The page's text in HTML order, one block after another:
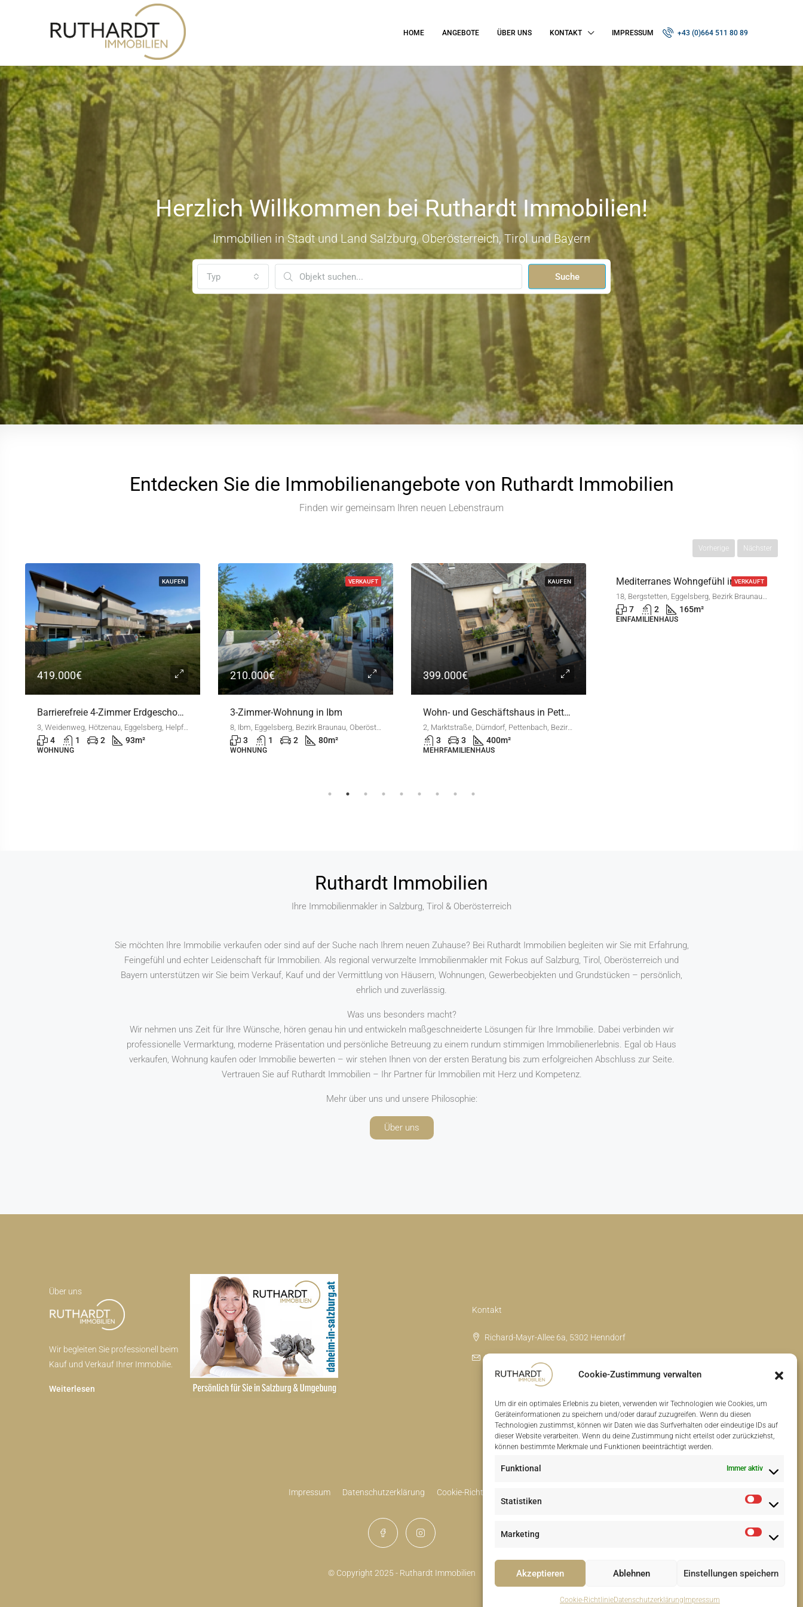
Cookie-Zustimmung verwalten
Um dir ein optimales Erlebnis zu bieten, verwenden wir Technologien wie Cookies, um
Geräteinformationen zu speichern und/oder darauf zuzugreifen. Wenn du diesen
Technologien zustimmst, können wir Daten wie das Surfverhalten oder eindeutige IDs auf
dieser Website verarbeiten. Wenn du deine Zustimmung nicht erteilst oder zurückziehst,
können bestimmte Merkmale und Funktionen beeinträchtigt werden.
Funktional Immer aktiv
Statistiken
Marketing
Akzeptieren Ablehnen Einstellungen speichern
Cookie-RichtlinieDatenschutzerklärung Impressum
HOME ANGEBOTE ÜBER UNS KONTAKT IMPRESSUM +43 (0)664 511 80 89
Herzlich Willkommen bei Ruthardt Immobilien!
Immobilien in Stadt und Land Salzburg, Oberösterreich, Tirol und Bayern
Typ Suche
Entdecken Sie die Immobilienangebote von Ruthardt Immobilien
Finden wir gemeinsam Ihren neuen Lebenstraum
Vorherige Nächster
VERKAUFT
210.000€
3-Zimmer-Wohnung in Ibm
8, Ibm, Eggelsberg, Bezirk Braunau, Oberösterreich, 5142, Österreich
3 1 2 80m²
WOHNUNG
KAUFEN
399.000€
2, Marktstraße, Dürndorf, Pettenbach, Bezirk Kirchdorf, Oberösterreich, 4643, Österreich
3 3 400m²
MEHRFAMILIENHAUS
VERKAUFT
Mediterranes Wohngefühl in Bergstetten
18, Bergstetten, Eggelsberg, Bezirk Braunau, Oberösterreich, 5142, Österreich
2 165m²
EINFAMILIENHAUS
RESERVIERT
Ruthardt Immobilien
Ihre Immobilienmakler in Salzburg, Tirol & Oberösterreich
Sie möchten Ihre Immobilie verkaufen oder sind auf der Suche nach Ihrem neuen Zuhause? Bei Ruthardt Immobilien begleiten wir Sie mit Erfahrung,
Feingefühl und echter Leidenschaft für Immobilien. Als regional verwurzelte Immobilienmakler mit Fokus auf Salzburg, Tirol, Oberösterreich und
Bayern unterstützen wir Sie beim Verkauf, Kauf und der Vermittlung von Häusern, Wohnungen, Gewerbeobjekten und Grundstücken – persönlich,
ehrlich und zuverlässig.
Was uns besonders macht?
Wir nehmen uns Zeit für Ihre Wünsche, hören genau hin und entwickeln maßgeschneiderte Lösungen für Ihre Immobilie. Dabei verbinden wir
professionelle Vermarktung, moderne Präsentation und persönliche Betreuung zu einem rundum stimmigen Immobilienerlebnis. Egal ob Haus
verkaufen, Wohnung kaufen oder Immobilie bewerten – wir stehen Ihnen von der ersten Beratung bis zum erfolgreichen Abschluss zur Seite.
Vertrauen Sie auf Ruthardt Immobilien – Ihr Partner für Immobilien mit Herz und Kompetenz.
Mehr über uns und unsere Philosophie:
Über uns
Über uns
Wir begleiten Sie professionell beim
Kauf und Verkauf Ihrer Immobilie.
Weiterlesen
Kontakt
Richard-Mayr-Allee 6a, 5302 Henndorf
info@daheim-in-salzburg.at
Impressum Datenschutzerklärung Cookie-Richtlinie (EU)
© Copyright 2025 - Ruthardt Immobilien